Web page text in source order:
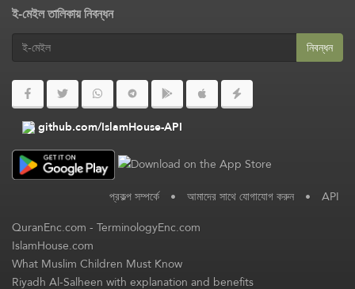
ই-মেইল তালিকায় নিবন্ধন
নিবন্ধন
github.com/IslamHouse-API
প্রকল্প সম্পর্কে • আমাদের সাথে যোগাযোগ করুন • API
QuranEnc.com-TerminologyEnc.com
IslamHouse.com
What Muslim Children Must Know
Riyadh Al-Salheen with explanation and benefits